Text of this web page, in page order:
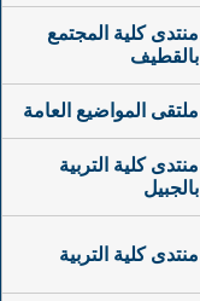
منتدى كلية المجتمع
بالقطيف
ملتقى المواضيع العامة
منتدى كلية التربية
بالجبيل
منتدى كلية التربية